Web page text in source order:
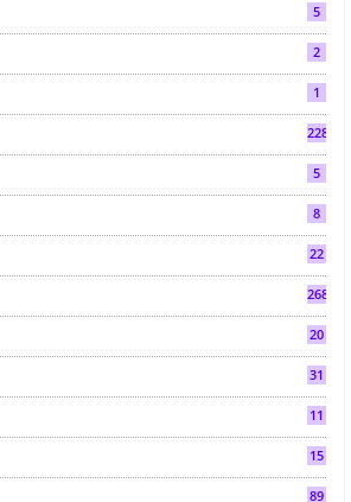
5
2
1
2286
5
8
22
268
20
31
11
15
89